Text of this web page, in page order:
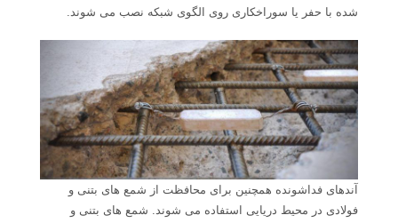
شده با حفر یا سوراخکاری روی الگوی شبکه نصب می شوند.
آندهای فداشونده همچنین برای محافظت از شمع های بتنی و
فولادی در محیط دریایی استفاده می شوند. شمع های بتنی و